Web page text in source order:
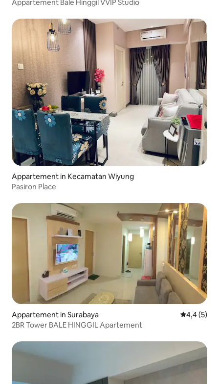
Appartement Bale Hinggil VVIP Studio
Appartement in Kecamatan Wiyung
Pasiron Place
Appartement in Surabaya
4,4 (5)
2BR Tower BALE HINGGIL Apartement